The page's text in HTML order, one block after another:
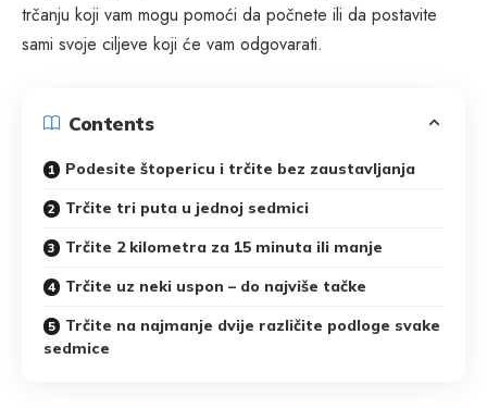
trčanju koji vam mogu pomoći da počnete ili da postavite
sami svoje ciljeve koji će vam odgovarati.
Contents
Podesite štopericu i trčite bez zaustavljanja
Trčite tri puta u jednoj sedmici
Trčite 2 kilometra za 15 minuta ili manje
Trčite uz neki uspon – do najviše tačke
Trčite na najmanje dvije različite podloge svake
sedmice